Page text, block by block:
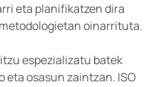
eta planifikatzen dira
oinarrituta.
espezializatu batek
eta osasun zaintzan. ISO